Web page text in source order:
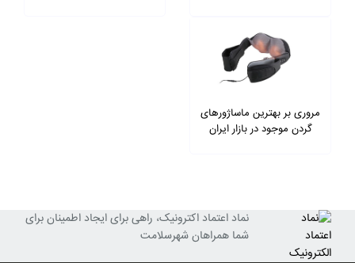
مروری بر بهترین ماساژورهای
گردن موجود در بازار ایران
نماد اعتماد اکترونیک، راهی برای ایجاد اطمینان برای
شما همراهان شهرسلامت